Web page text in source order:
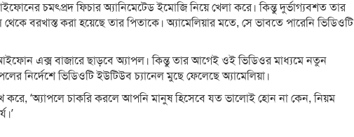
চমৎপ্রদ ফিচার অ্যানিমেটেড ইমোজি নিয়ে খেলা করে। কিন্তু দুর্ভাগ্যবশত তার
বরখাস্ত করা হয়েছে তার পিতাকে। অ্যামেলিয়ার মতে, সে ভাবতে পারেনি ভিডিওটি
এক্স বাজারে ছাড়বে অ্যাপল। কিন্তু তার আগেই ওই ভিডিওর মাধ্যমে নতুন
নির্দেশে ভিডিওটি ইউটিউব চ্যানেল মুছে ফেলেছে অ্যামেলিয়া।
করে, ‘অ্যাপলে চাকরি করলে আপনি মানুষ হিসেবে যত ভালোই হোন না কেন, নিয়ম